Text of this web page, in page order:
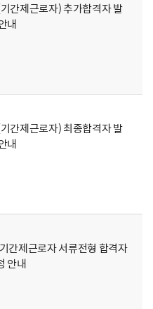
간제근로자) 추가합격자 발
내
간제근로자) 최종합격자 발
내
간제근로자 서류전형 합격자
안내